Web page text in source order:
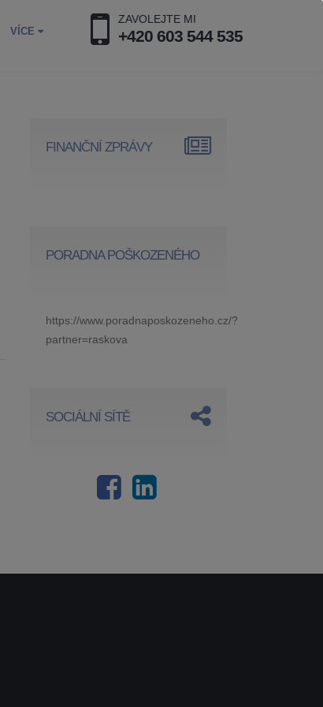
ZAVOLEJTE MI
+420 603 544 535
VÍCE
FINANČNÍ ZPRÁVY
PORADNA POŠKOZENÉHO
https://www.poradnaposkozeneho.cz/?
partner=raskova
SOCIÁLNÍ SÍTĚ